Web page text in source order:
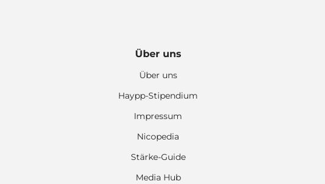
Über uns
Über uns
Haypp-Stipendium
Impressum
Nicopedia
Stärke-Guide
Media Hub